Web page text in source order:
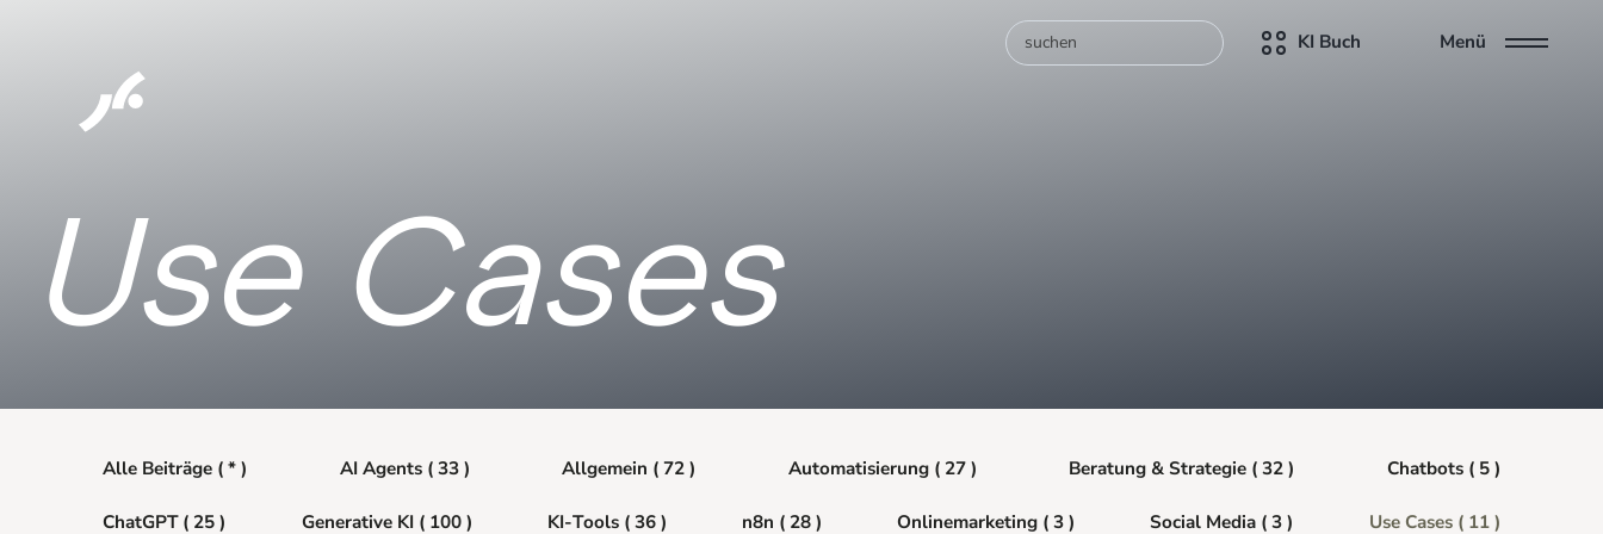
KI Buch Menü
Use Cases
Alle Beiträge ( * ) AI Agents ( 33 ) Allgemein ( 72 ) Automatisierung ( 27 ) Beratung & Strategie ( 32 ) Chatbots ( 5 )
ChatGPT ( 25 ) Generative KI ( 100 ) KI-Tools ( 36 ) n8n ( 28 ) Onlinemarketing ( 3 ) Social Media ( 3 ) Use Cases ( 11 )